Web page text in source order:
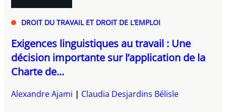
DROIT DU TRAVAIL ET DROIT DE L’EMPLOI
Exigences linguistiques au travail : Une
décision importante sur l’application de la
Charte de...
Alexandre Ajami Claudia Desjardins Bélisle